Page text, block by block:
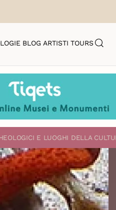
BLOG ARTISTI TOURS
E LUOGHI DELLA